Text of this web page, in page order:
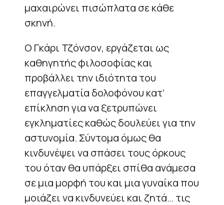
μαχαιρώνει πισώπλατα σε κάθε
σκηνή.
Ο Γκάρι Τζόνσον, εργάζεται ως
καθηγητής φιλοσοφίας και
προβάλλει την ιδιότητα του
επαγγελματία δολοφόνου κατ’
επίκληση για να ξετρυπώνει
εγκληματίες καθώς δουλεύει για την
αστυνομία. Σύντομα όμως θα
κινδυνέψει να σπάσει τους όρκους
του όταν θα υπάρξει σπίθα ανάμεσα
σε μια μορφή του και μια γυναίκα που
μοιάζει να κινδυνεύει και ζητά… τις